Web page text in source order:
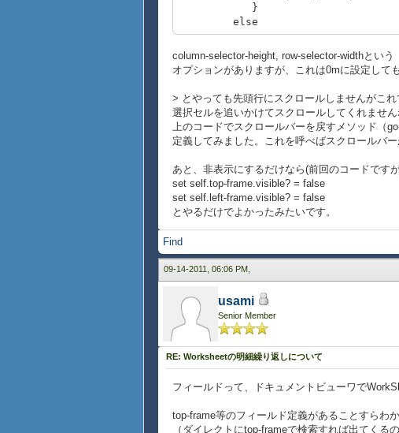
}
else
{ga.append g}
}
}
{self.grid.clear}
{for g in ga do
{self.grid.add g}
}
}
{method public {go-to-top}:void
{for g in self.grid.graphical-
{type-switch g
case sb:ScrollBox do
set sb.vertical-position =
set sb.horizontal-position
}
}
column-selector-height, row-selector-widthという
オプションがありますが、これは0mに設定して
> とやっても先頭行にスクロールしませんがこ
選択セルを追いかけてスクロールしてくれません
上のコードでスクロールバーを戻すメソッド（
定義してみました。これを呼べばスクロールバー
あと、非表示にするだけなら(前回のコードです
set self.top-frame.visible? = false
set self.left-frame.visible? = false
とやるだけでよかったみたいです。
Find
09-14-2011, 06:06 PM,
usami
Senior Member
RE: Worksheetの明細繰り返しについて
フィールドって、ドキュメントビューワで
top-frame等のフィールド定義があることすらわ
（ダイレクトにtop-frameで検索すれば出てくるの